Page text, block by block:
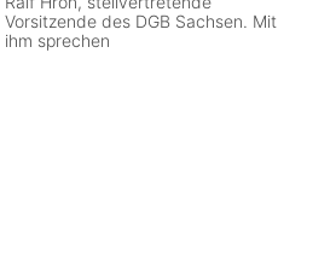
Vorsitzende des DGB Sachsen. Mit
ihm sprechen